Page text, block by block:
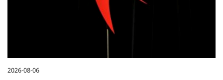
2026-08-06